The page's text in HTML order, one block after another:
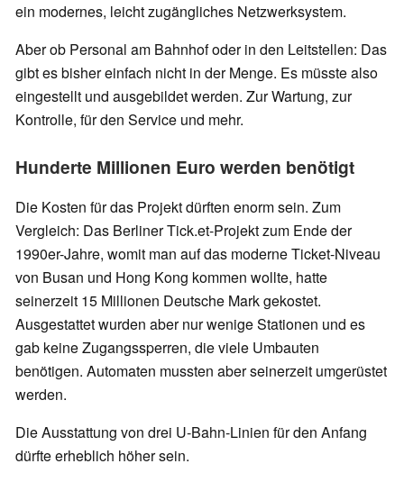
ein modernes, leicht zugängliches Netzwerksystem.
Aber ob Personal am Bahnhof oder in den Leitstellen: Das
gibt es bisher einfach nicht in der Menge. Es müsste also
eingestellt und ausgebildet werden. Zur Wartung, zur
Kontrolle, für den Service und mehr.
Hunderte Millionen Euro werden benötigt
Die Kosten für das Projekt dürften enorm sein. Zum
Vergleich: Das Berliner Tick.et-Projekt zum Ende der
1990er-Jahre, womit man auf das moderne Ticket-Niveau
von Busan und Hong Kong kommen wollte, hatte
seinerzeit 15 Millionen Deutsche Mark gekostet.
Ausgestattet wurden aber nur wenige Stationen und es
gab keine Zugangssperren, die viele Umbauten
benötigen. Automaten mussten aber seinerzeit umgerüstet
werden.
Die Ausstattung von drei U-Bahn-Linien für den Anfang
dürfte erheblich höher sein.